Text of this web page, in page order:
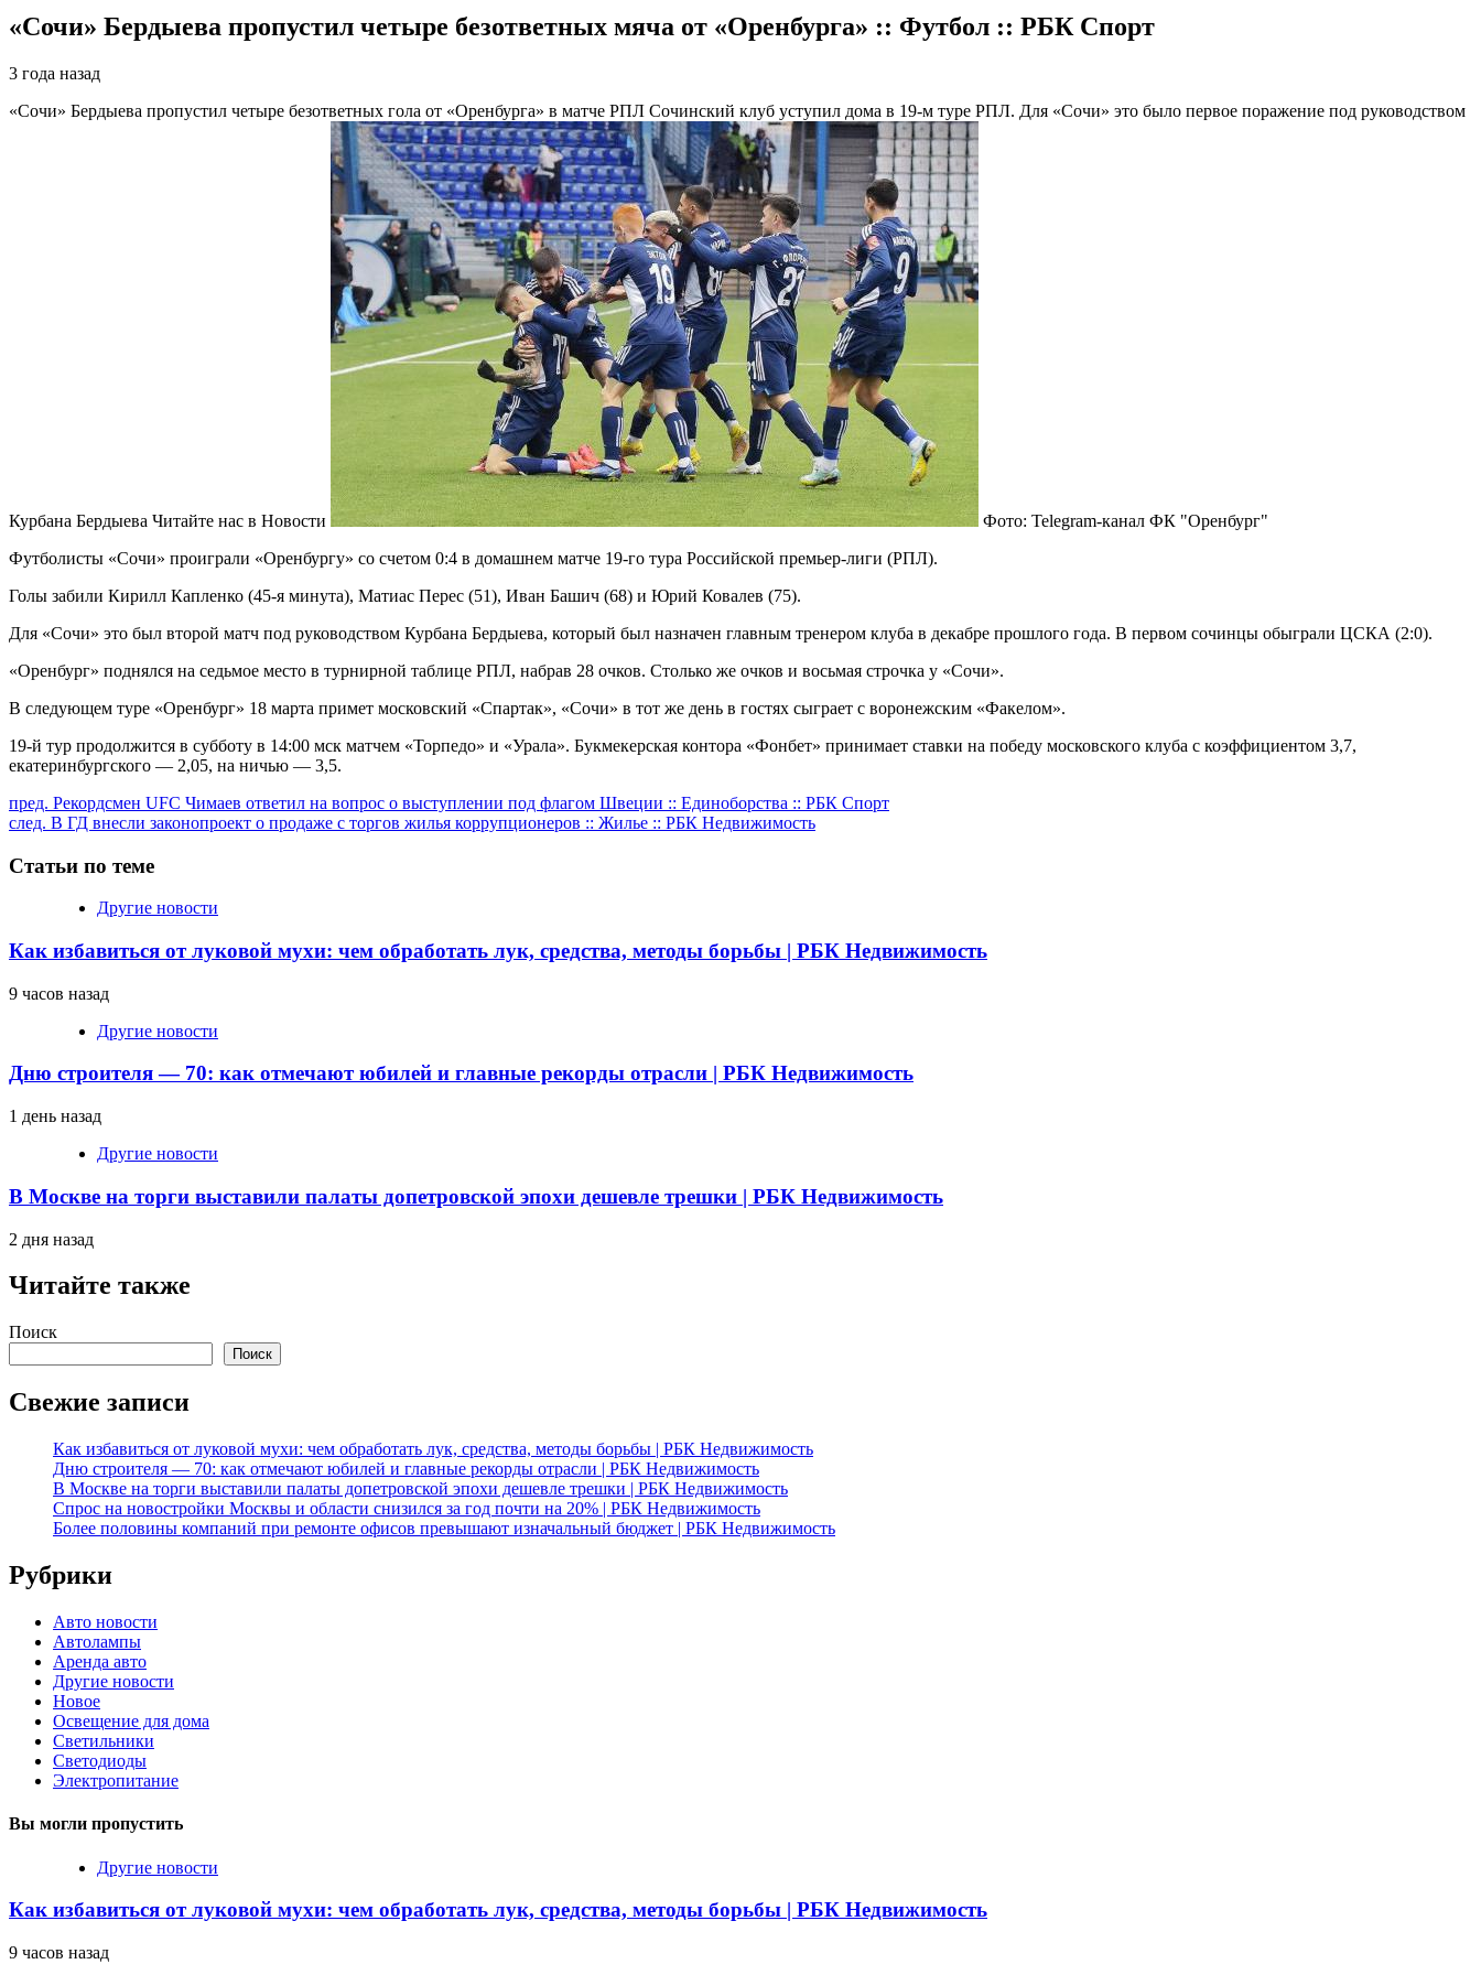
«Сочи» Бердыева пропустил четыре безответных мяча от «Оренбурга» :: Футбол :: РБК Спорт
3 года назад
«Сочи» Бердыева пропустил четыре безответных гола от «Оренбурга» в матче РПЛ Сочинский клуб уступил дома в 19-м туре РПЛ. Для «Сочи» это было первое поражение под руководством
Курбана Бердыева Читайте нас в Новости
Фото: Telegram-канал ФК "Оренбург"
Футболисты «Сочи» проиграли «Оренбургу» со счетом 0:4 в домашнем матче 19-го тура Российской премьер-лиги (РПЛ).
Голы забили Кирилл Капленко (45-я минута), Матиас Перес (51), Иван Башич (68) и Юрий Ковалев (75).
Для «Сочи» это был второй матч под руководством Курбана Бердыева, который был назначен главным тренером клуба в декабре прошлого года. В первом сочинцы обыграли ЦСКА (2:0).
«Оренбург» поднялся на седьмое место в турнирной таблице РПЛ, набрав 28 очков. Столько же очков и восьмая строчка у «Сочи».
В следующем туре «Оренбург» 18 марта примет московский «Спартак», «Сочи» в тот же день в гостях сыграет с воронежским «Факелом».
19-й тур продолжится в субботу в 14:00 мск матчем «Торпедо» и «Урала». Букмекерская контора «Фонбет» принимает ставки на победу московского клуба с коэффициентом 3,7,
екатеринбургского — 2,05, на ничью — 3,5.
Продолжить
чтение
пред. Рекордсмен UFC Чимаев ответил на вопрос о выступлении под флагом Швеции :: Единоборства :: РБК Спорт
след. В ГД внесли законопроект о продаже с торгов жилья коррупционеров :: Жилье :: РБК Недвижимость
Статьи по теме
Другие новости
Как избавиться от луковой мухи: чем обработать лук, средства, методы борьбы | РБК Недвижимость
9 часов назад
Другие новости
Дню строителя — 70: как отмечают юбилей и главные рекорды отрасли | РБК Недвижимость
1 день назад
Другие новости
В Москве на торги выставили палаты допетровской эпохи дешевле трешки | РБК Недвижимость
2 дня назад
Читайте также
Поиск
Поиск
Свежие записи
Как избавиться от луковой мухи: чем обработать лук, средства, методы борьбы | РБК Недвижимость
Дню строителя — 70: как отмечают юбилей и главные рекорды отрасли | РБК Недвижимость
В Москве на торги выставили палаты допетровской эпохи дешевле трешки | РБК Недвижимость
Спрос на новостройки Москвы и области снизился за год почти на 20% | РБК Недвижимость
Более половины компаний при ремонте офисов превышают изначальный бюджет | РБК Недвижимость
Рубрики
Авто новости
Автолампы
Аренда авто
Другие новости
Новое
Освещение для дома
Светильники
Светодиоды
Электропитание
Вы могли пропустить
Другие новости
Как избавиться от луковой мухи: чем обработать лук, средства, методы борьбы | РБК Недвижимость
9 часов назад